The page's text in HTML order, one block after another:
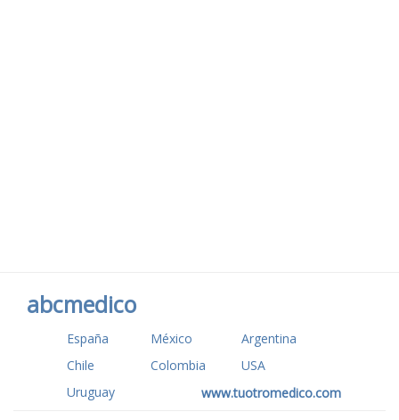
abcmedico
España México
Argentina
Chile
Colombia
USA
Uruguay
www.tuotromedico.com